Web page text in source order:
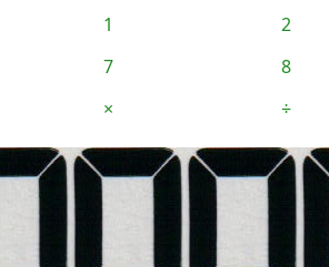
1
2
7
8
× ÷